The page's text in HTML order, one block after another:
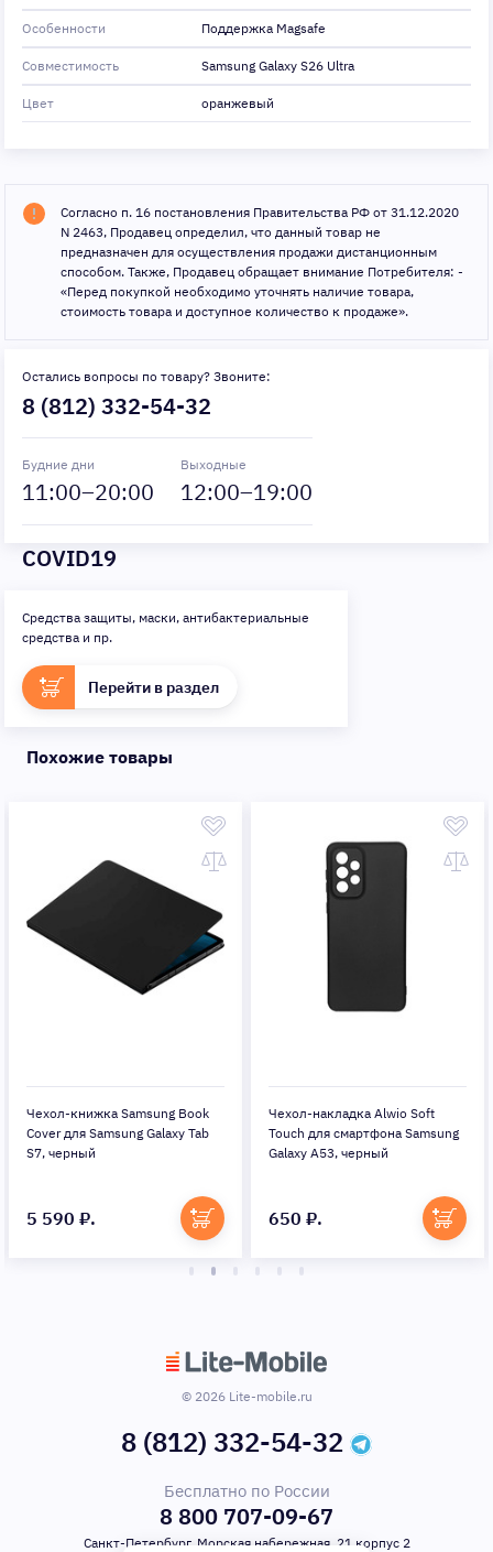
Особенности Поддержка Magsafe
Совместимость Samsung Galaxy S26 Ultra
Цвет оранжевый
Согласно п. 16 постановления Правительства РФ от 31.12.2020
N 2463, Продавец определил, что данный товар не
предназначен для осуществления продажи дистанционным
способом. Также, Продавец обращает внимание Потребителя: -
«Перед покупкой необходимо уточнять наличие товара,
стоимость товара и доступное количество к продаже».
Остались вопросы по товару? Звоните:
8 (812) 332-54-32
Будние дни
11:00–20:00
Выходные
12:00–19:00
COVID19
Средства защиты, маски, антибактериальные
средства и пр.
Перейти в раздел
Похожие товары
Чехол-книжка Samsung Book
Cover для Samsung Galaxy Tab
S7, черный
5 590 ₽.
Чехол-накладка Alwio Soft
Touch для смартфона Samsung
Galaxy A53, черный
650 ₽.
© 2026 Lite-mobile.ru
8 (812) 332-54-32
Бесплатно по России
8 800 707-09-67
Санкт-Петербург, Морская набережная, 21 корпус 2